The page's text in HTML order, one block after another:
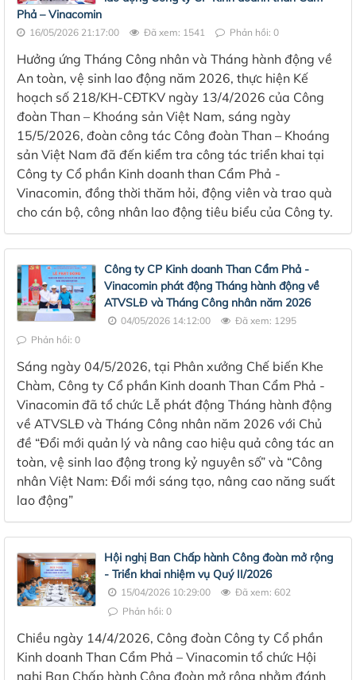
Phả – Vinacomin
16/05/2026 21:17:00 Đã xem: 1541 Phản hồi: 0
Hưởng ứng Tháng Công nhân và Tháng hành động về
An toàn, vệ sinh lao động năm 2026, thực hiện Kế
hoạch số 218/KH-CĐTKV ngày 13/4/2026 của Công
đoàn Than – Khoáng sản Việt Nam, sáng ngày
15/5/2026, đoàn công tác Công đoàn Than – Khoáng
sản Việt Nam đã đến kiểm tra công tác triển khai tại
Công ty Cổ phần Kinh doanh than Cẩm Phả -
Vinacomin, đồng thời thăm hỏi, động viên và trao quà
cho cán bộ, công nhân lao động tiêu biểu của Công ty.
Công ty CP Kinh doanh Than Cẩm Phả -
Vinacomin phát động Tháng hành động về
ATVSLĐ và Tháng Công nhân năm 2026
04/05/2026 14:12:00
Đã xem: 1295
Phản hồi: 0
Sáng ngày 04/5/2026, tại Phân xưởng Chế biến Khe
Chàm, Công ty Cổ phần Kinh doanh Than Cẩm Phả -
Vinacomin đã tổ chức Lễ phát động Tháng hành động
về ATVSLĐ và Tháng Công nhân năm 2026 với Chủ
đề “Đổi mới quản lý và nâng cao hiệu quả công tác an
toàn, vệ sinh lao động trong kỷ nguyên số” và “Công
nhân Việt Nam: Đổi mới sáng tạo, nâng cao năng suất
lao động”
Hội nghị Ban Chấp hành Công đoàn mở rộng
- Triển khai nhiệm vụ Quý II/2026
15/04/2026 10:29:00
Đã xem: 602
Phản hồi: 0
Chiều ngày 14/4/2026, Công đoàn Công ty Cổ phần
Kinh doanh Than Cẩm Phả – Vinacomin tổ chức Hội
nghị Ban Chấp hành Công đoàn mở rộng nhằm đánh